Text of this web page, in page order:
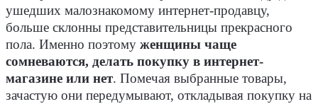
ушедших малознакомому интернет-продавцу,
больше склонны представительницы прекрасного
пола. Именно поэтому женщины чаще
сомневаются, делать покупку в интернет-
магазине или нет. Помечая выбранные товары,
зачастую они передумывают, откладывая покупку на